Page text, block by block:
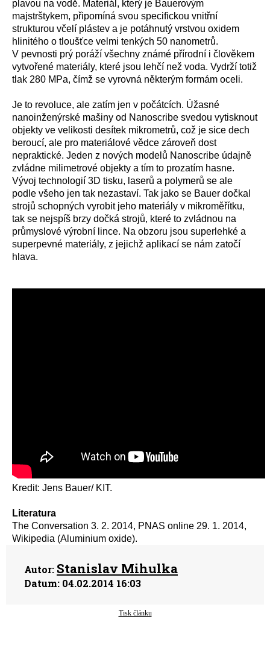
plavou na vodě. Materiál, který je Bauerovým
majstrštykem, připomíná svou specifickou vnitřní
strukturou včelí plástev a je potáhnutý vrstvou oxidem
hlinitého o tloušťce velmi tenkých 50 nanometrů.
V pevnosti prý poráží všechny známé přírodní i člověkem
vytvořené materiály, které jsou lehčí než voda. Vydrží totiž
tlak 280 MPa, čímž se vyrovná některým formám oceli.
Je to revoluce, ale zatím jen v počátcích. Úžasné
nanoinženýrské mašiny od Nanoscribe svedou vytisknout
objekty ve velikosti desítek mikrometrů, což je sice dech
beroucí, ale pro materiálové vědce zároveň dost
nepraktické. Jeden z nových modelů Nanoscribe údajně
zvládne milimetrové objekty a tím to prozatím hasne.
Vývoj technologií 3D tisku, laserů a polymerů se ale
podle všeho jen tak nezastaví. Tak jako se Bauer dočkal
strojů schopných vyrobit jeho materiály v mikroměřítku,
tak se nejspíš brzy dočká strojů, které to zvládnou na
průmyslové výrobní lince. Na obzoru jsou superlehké a
superpevné materiály, z jejichž aplikací se nám zatočí
hlava.
Kredit: Jens Bauer/ KIT.
Literatura
The Conversation 3. 2. 2014, PNAS online 29. 1. 2014,
Wikipedia (Aluminium oxide).
Autor: Stanislav Mihulka
Datum: 04.02.2014 16:03
Tisk článku